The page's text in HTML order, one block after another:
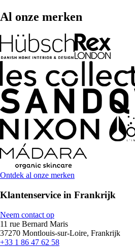
Al onze merken
Ontdek al onze merken
Klantenservice in Frankrijk
Neem contact op
11 rue Bernard Maris
37270 Montlouis-sur-Loire, Frankrijk
+33 1 86 47 62 58